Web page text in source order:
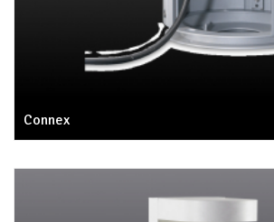
Connex